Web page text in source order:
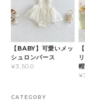
【BABY】可愛いメッ
シュロンパース
¥3,500
CATEGORY